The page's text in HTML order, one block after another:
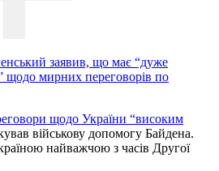
заявив, що має “дуже
щодо мирних переговорів по
щодо України “високим
військову допомогу Байдена.
найважчою з часів Другої